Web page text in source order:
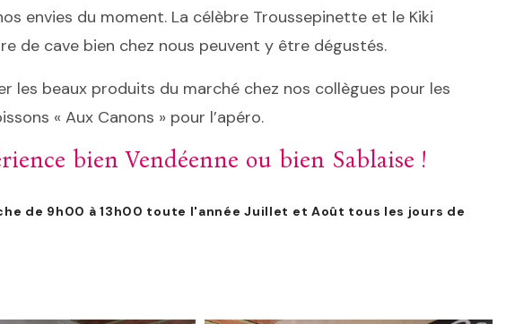
envies du moment. La célèbre Troussepinette et le Kiki
de cave bien chez nous peuvent y être dégustés.
les beaux produits du marché chez nos collègues pour les
« Aux Canons » pour l’apéro.
bien Vendéenne ou bien Sablaise !
de 9h00 à 13h00 toute l'année Juillet et Août tous les jours de